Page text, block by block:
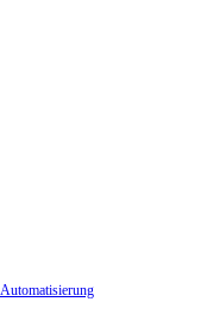
Automatisierung